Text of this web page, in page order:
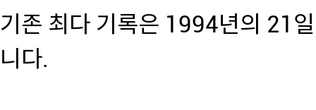
기존 최다 기록은 1994년의 21
니다.